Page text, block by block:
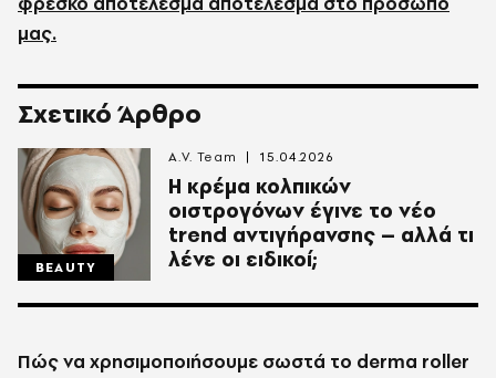
μας.
Σχετικό Άρθρο
BEAUTY
Η κρέμα κολπικών
οιστρογόνων έγινε το νέο
trend αντιγήρανσης – αλλά τι
λένε οι ειδικοί;
A.V. Team 15.04.2026
Πώς να χρησιμοποιήσουμε σωστά το derma roller